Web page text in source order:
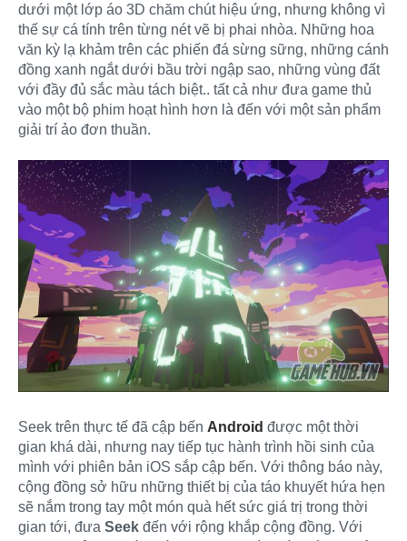
dưới một lớp áo 3D chăm chút hiệu ứng, nhưng không vì
thế sự cá tính trên từng nét vẽ bị phai nhòa. Những hoa
văn kỳ lạ khảm trên các phiến đá sừng sững, những cánh
đồng xanh ngắt dưới bầu trời ngập sao, những vùng đất
với đầy đủ sắc màu tách biệt.. tất cả như đưa game thủ
vào một bộ phim hoạt hình hơn là đến với một sản phẩm
giải trí ảo đơn thuần.
Seek trên thực tế đã cập bến Android được một thời
gian khá dài, nhưng nay tiếp tục hành trình hồi sinh của
mình với phiên bản iOS sắp cập bến. Với thông báo này,
cộng đồng sở hữu những thiết bị của táo khuyết hứa hẹn
sẽ nắm trong tay một món quà hết sức giá trị trong thời
gian tới, đưa Seek đến với rộng khắp cộng đồng. Với